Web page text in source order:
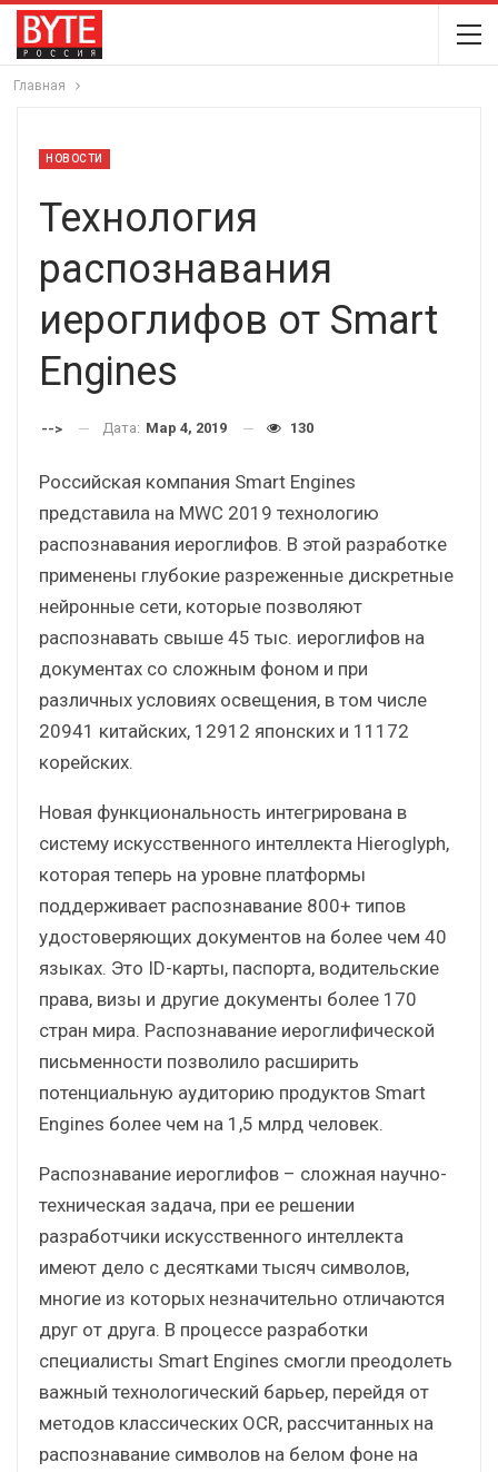
Главная
НОВОСТИ
Технология
распознавания
иероглифов от Smart
Engines
--> Дата: Мар 4, 2019 130
Российская компания Smart Engines
представила на MWC 2019 технологию
распознавания иероглифов. В этой разработке
применены глубокие разреженные дискретные
нейронные сети, которые позволяют
распознавать свыше 45 тыс. иероглифов на
документах со сложным фоном и при
различных условиях освещения, в том числе
20941 китайских, 12912 японских и 11172
корейских.
Новая функциональность интегрирована в
систему искусственного интеллекта Hieroglyph,
которая теперь на уровне платформы
поддерживает распознавание 800+ типов
удостоверяющих документов на более чем 40
языках. Это ID-карты, паспорта, водительские
права, визы и другие документы более 170
стран мира. Распознавание иероглифической
письменности позволило расширить
потенциальную аудиторию продуктов Smart
Engines более чем на 1,5 млрд человек.
Распознавание иероглифов – сложная научно-
техническая задача, при ее решении
разработчики искусственного интеллекта
имеют дело с десятками тысяч символов,
многие из которых незначительно отличаются
друг от друга. В процессе разработки
специалисты Smart Engines смогли преодолеть
важный технологический барьер, перейдя от
методов классических OCR, рассчитанных на
распознавание символов на белом фоне на